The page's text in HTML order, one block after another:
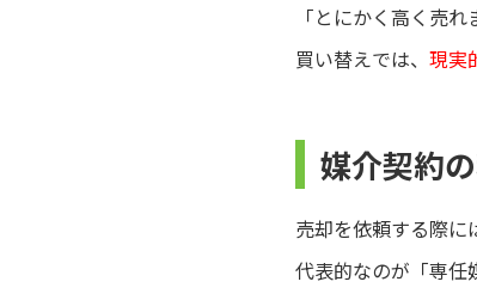
「とにかく高く売
買い替えでは、 現実
媒介契約
売却を依頼する際に
代表的なのが「専任